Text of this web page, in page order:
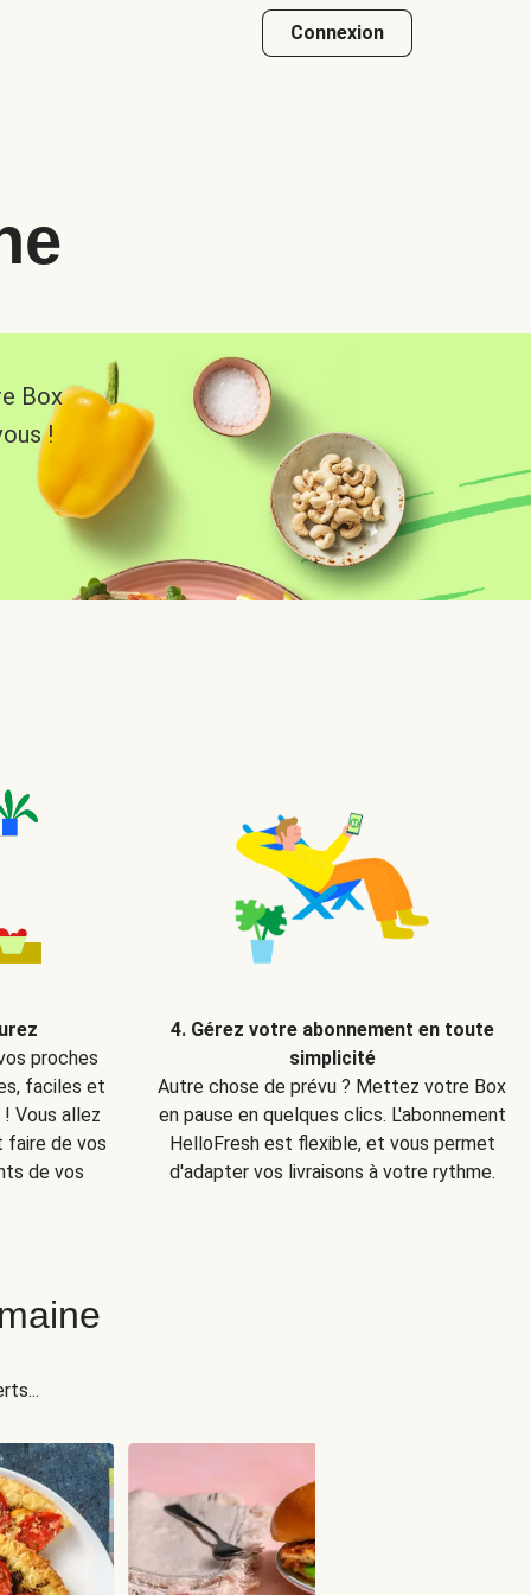
Connexion
Box
!
proches
faciles et
Vous allez
faire de vos
de vos
4. Gérez votre abonnement en toute
simplicité
Autre chose de prévu ? Mettez votre Box
en pause en quelques clics. L'abonnement
HelloFresh est flexible, et vous permet
d'adapter vos livraisons à votre rythme.